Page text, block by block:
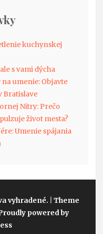
kuchynskej
s vami dýcha
umenie: Objavte
Bratislave
Nitry: Prečo
život mesta?
Umenie spájania
vyhradené.
| Theme
Proudly powered by